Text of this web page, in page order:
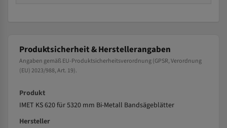
Produktsicherheit & Herstellerangaben
Angaben gemäß EU-Produktsicherheitsverordnung (GPSR, Verordnung
(EU) 2023/988, Art. 19).
Produkt
IMET KS 620 für 5320 mm Bi-Metall Bandsägeblätter
Hersteller